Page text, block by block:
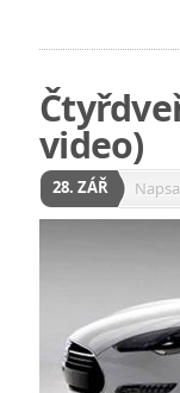
video)
28. ZÁŘ